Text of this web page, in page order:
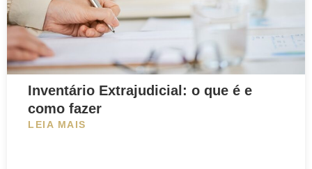
Inventário Extrajudicial: o que é e
como fazer
LEIA MAIS